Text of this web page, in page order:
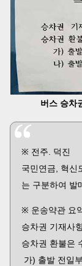
버스 승차
※ 전주. 덕진
국민연금, 혁신
는 구분하여 발
※ 운송약관 요
승차권 기재사
승차권 환불은
가) 출발 전일